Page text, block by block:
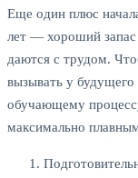
Еще один плюс
лет — хороший запас
даются с трудом.
вызывать у
обучающему
максимально